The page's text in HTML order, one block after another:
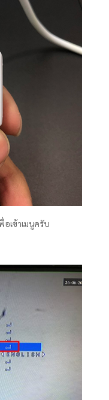
อเข้าเมนูครับ